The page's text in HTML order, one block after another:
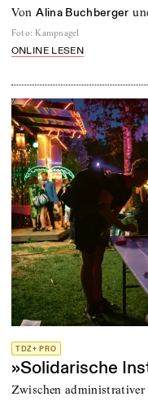
von Alina Buchberger
Foto: Kampnagel
ONLINE LESEN
TDZ+ PRO
»Solidarische
Zwischen